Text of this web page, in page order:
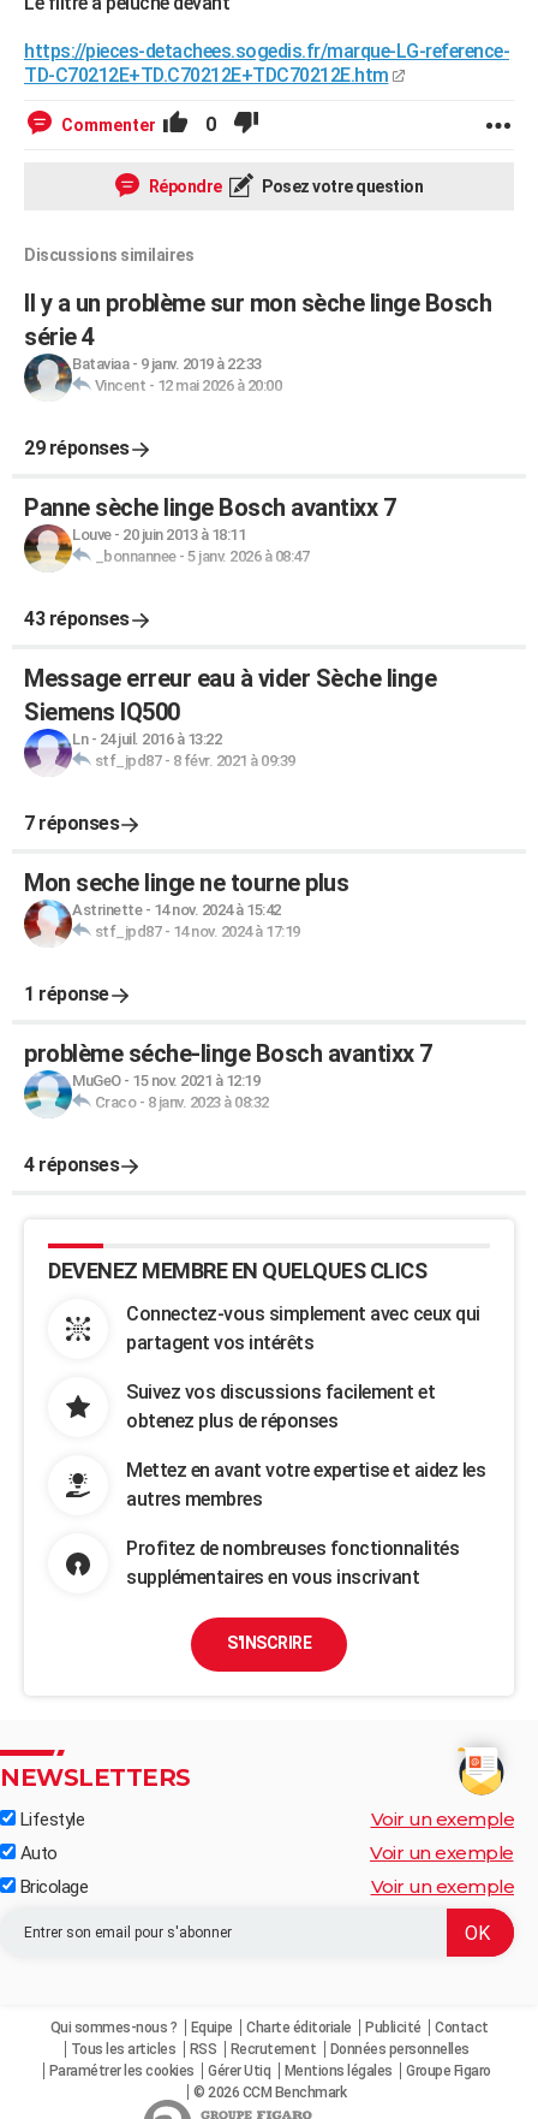
https://pieces-detachees.sogedis.fr/marque-LG-reference-
TD-C70212E+TD.C70212E+TDC70212E.htm
Commenter 0
Répondre Posez votre question
Discussions similaires
Il y a un problème sur mon sèche linge Bosch
série 4
Bataviaa- 9 janv. 2019 à 22:33
Vincent - 12 mai 2026 à 20:00
29 réponses
Panne sèche linge Bosch avantixx 7
Louve- 20 juin 2013 à 18:11
_bonnannee- 5 janv. 2026 à 08:47
43 réponses
Message erreur eau à vider Sèche linge
Siemens IQ500
Ln- 24 juil. 2016 à 13:22
stf_jpd87- 8 févr. 2021 à 09:39
7 réponses
Mon seche linge ne tourne plus
Astrinette- 14 nov. 2024 à 15:42
stf_jpd87- 14 nov. 2024 à 17:19
1 réponse
problème séche-linge Bosch avantixx 7
MuGeO- 15 nov. 2021 à 12:19
Craco- 8 janv. 2023 à 08:32
4 réponses
DEVENEZ MEMBRE EN QUELQUES CLICS
Connectez-vous simplement avec ceux qui
partagent vos intérêts
Suivez vos discussions facilement et
obtenez plus de réponses
Mettez en avant votre expertise et aidez les
autres membres
Profitez de nombreuses fonctionnalités
supplémentaires en vous inscrivant
S'INSCRIRE
NEWSLETTERS
Lifestyle Voir un exemple
Auto Voir un exemple
Bricolage Voir un exemple
Qui sommes-nous ? Equipe Charte éditoriale Publicité
Contact
Tous les articles
RSS Recrutement
Données personnelles
Paramétrer les cookies
Gérer Utiq Mentions légales
Groupe Figaro
© 2026 CCM Benchmark